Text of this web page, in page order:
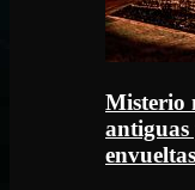
Misterio
antiguas